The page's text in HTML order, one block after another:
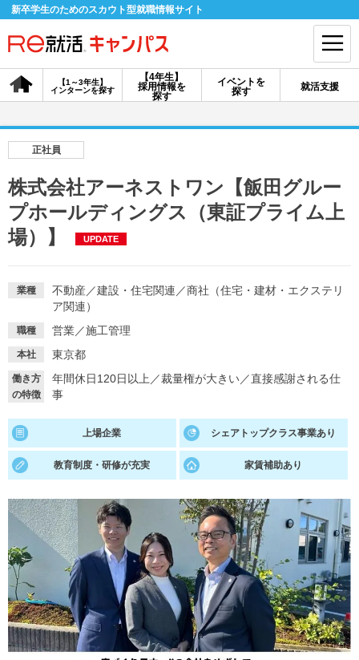
新卒学生のためのスカウト型就職情報サイト
【4年生】
採用情報を
探す
【1～3年生】
インターンを探す
イベントを
探す
就活支援
会員登録 ログイン
【4年生】
採用情報を探す
イベントを探す スカウト お知らせ
就活ノウハウ・サポート
就活支援 就活コラム
適職診断
あなたに合う仕事を診断！
就活チャンネル
動画で対策講座をチェック
就活ニュースペーパー
就活時事ニュースを更新
よくある質問
不明点があればこちら
正社員
株式会社アーネストワン【飯田グルー
プホールディングス（東証プライム上
場）】
UPDATE
業種 不動産／建設・住宅関連 ／商社（住宅・建材・エクステリ
ア関連）
職種 営業／施工管理
本社 東京都
働き方
の特徴
年間休日120日以上 ／裁量権が大きい／直接感謝される仕
事
上場企業 シェアトップクラス事業あり
教育制度・研修が充実 家賃補助あり